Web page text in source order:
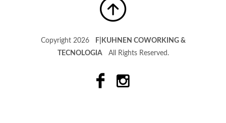
Copyright 2026
F|KUHNEN COWORKING &
TECNOLOGIAAll Rights Reserved.